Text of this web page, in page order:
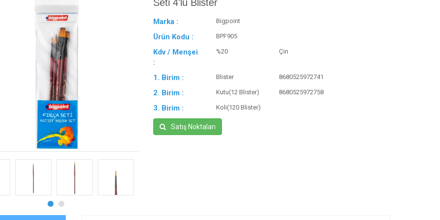
Seti 4'lü Blister
Marka : Bigpoint
Ürün Kodu : BPF905
Kdv / Menşei
:
%20 Çin
1. Birim : Blister 8680525972741
2. Birim : Kutu(12 Blister) 8680525972758
3. Birim : Koli(120 Blister)
Satış Noktaları